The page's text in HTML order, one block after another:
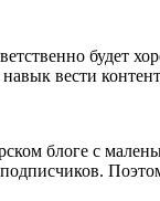
будет
вести
блоге с